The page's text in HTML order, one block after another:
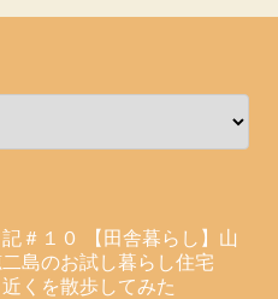
＃１０ 【田舎暮らし】山
二島のお試し暮らし住宅
くを散歩してみた